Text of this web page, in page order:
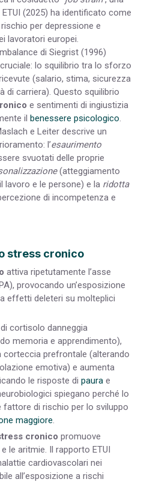
(2025) ha identificato come
per depressione e
lavoratori europei.
di Siegrist (1996)
lo squilibrio tra lo sforzo
(salario, stima, sicurezza
di carriera). Questo squilibrio
e sentimenti di ingiustizia
il benessere psicologico.
e Leiter descrive un
l’esaurimento
svuotati delle proprie
(atteggiamento
lavoro e le persone) e la ridotta
di incompetenza e
stress cronico
attiva ripetutamente l’asse
provocando un’esposizione
effetti deleteri su molteplici
cortisolo danneggia
memoria e apprendimento),
corteccia prefrontale (alterando
emotiva) e aumenta
le risposte di paura e
spiegano perché lo
fattore di rischio per lo sviluppo
maggiore.
cronico promuove
le aritmie. Il rapporto ETUI
cardiovascolari nei
all’esposizione a rischi